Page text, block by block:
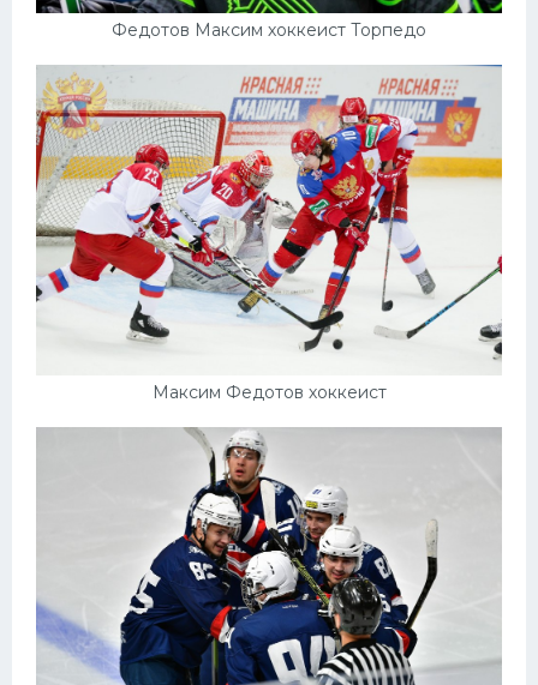
Федотов Максим хоккеист Торпедо
Максим Федотов хоккеист